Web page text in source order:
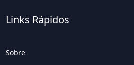
Links Rápidos
Sobre